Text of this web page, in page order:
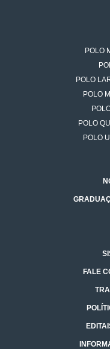
POLO
POLO
POLO
POLO
POLO
FALE